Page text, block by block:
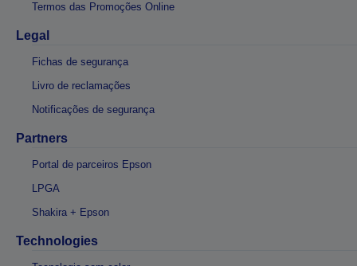
Termos das Promoções Online
Legal
Fichas de segurança
Livro de reclamações
Notificações de segurança
Partners
Portal de parceiros Epson
LPGA
Shakira + Epson
Technologies